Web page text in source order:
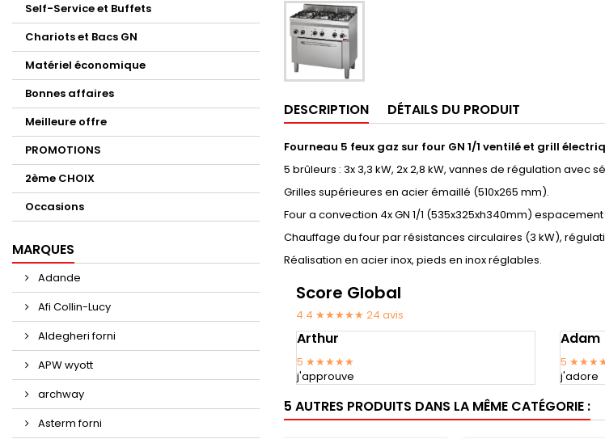
Self-Service et Buffets
Chariots et Bacs GN
Matériel économique
Bonnes affaires
Meilleure offre
PROMOTIONS
2ème CHOIX
Occasions
MARQUES
Adande
Afi Collin-Lucy
Aldegheri forni
APW wyott
archway
Asterm forni
DESCRIPTION DÉTAILS DU PRODUIT
Fourneau 5 feux gaz sur four GN 1/1 ventilé et grill
5 brûleurs : 3x 3,3 kW, 2x 2,8 kW, vannes de régulation
Grilles supérieures en acier émaillé (510x265 mm).
Four a convection 4x GN 1/1 (535x325xh340mm)
Chauffage du four par résistances circulaires (3 kW),
Réalisation en acier inox, pieds en inox réglables.
Score Global
4.4 ★★★★★ 24 avis
Arthur
5 ★★★★★
j'approuve
Adam
5
j'adore
5 AUTRES PRODUITS DANS LA MÊME CATÉGORIE :